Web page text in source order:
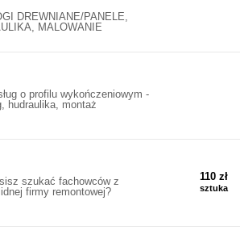
DREWNIANE/PANELE,
MALOWANIE
o profilu wykończeniowym -
hudraulika, montaż
szukać fachowców z
firmy remontowej?
110 zł
sztuka